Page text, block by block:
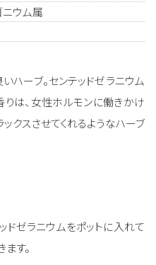
ニウム属
ハーブ。センテッドゼラニウム
は、女性ホルモンに働きかけ
クスさせてくれるようなハーブ
ドゼラニウムをポットに入れて
す。